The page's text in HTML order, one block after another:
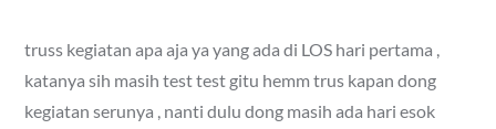
truss kegiatan apa aja ya yang ada di LOS hari pertama ,
katanya sih masih test test gitu hemm trus kapan dong
kegiatan serunya , nanti dulu dong masih ada hari esok